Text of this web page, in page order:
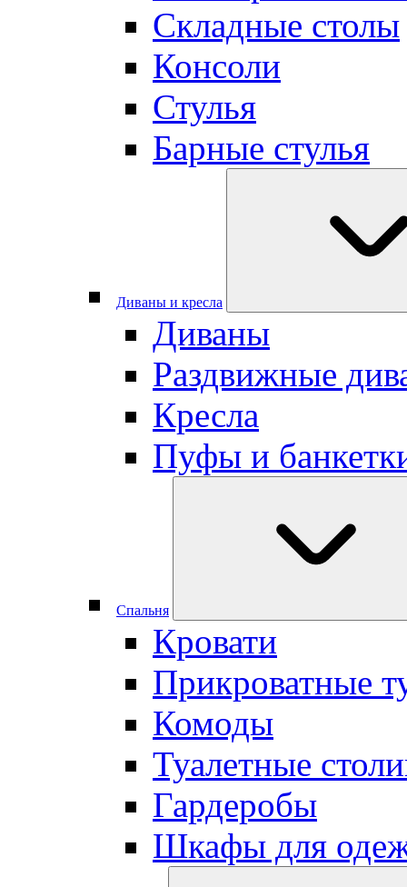
Складные столы
Консоли
Стулья
Барные стулья
Диваны и кресла
Диваны
Раздвижные
Кресла
Пуфы и
Cпальня
Кровати
Прикроватные
Комоды
Туалетные
Гардеробы
Шкафы для